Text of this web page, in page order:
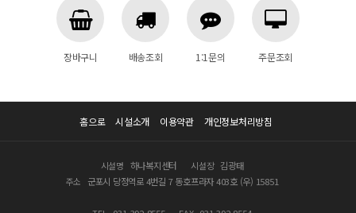
장바구니 배송조회 1:1문의 주문조회
홈으로 시설소개 이용약관 개인정보처리방침
시설명 하나복지센터 시설장 김광태
주소
군포시 당정역로 4번길 7 동호프라자 403호 (우) 15851